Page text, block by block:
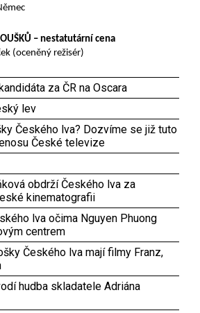
– nestatutární cena
(oceněný režisér)
za ČR na Oscara
lev
Českého lva? Dozvíme se již tuto
České televize
obdrží Českého lva za
kinematografii
lva očima Nguyen Phuong
centrem
Českého lva mají filmy Franz,
hudba skladatele Adriána